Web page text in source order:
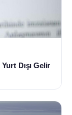
Dışı Gelir